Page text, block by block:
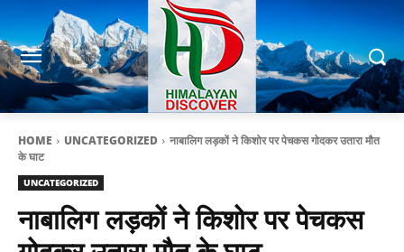
HOME UNCATEGORIZED
नाबालिग लड़कों ने किशोर पर पेचकस गोदकर उतारा मौत
के घाट
UNCATEGORIZED
नाबालिग लड़कों ने किशोर पर पेचकस